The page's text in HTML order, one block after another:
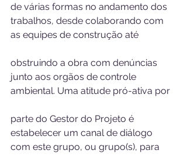
de várias formas no andamento dos
trabalhos, desde colaborando com
as equipes de construção até
obstruindo a obra com denúncias
junto aos orgãos de controle
ambiental. Uma atitude pró-ativa por
parte do Gestor do Projeto é
estabelecer um canal de diálogo
com este grupo, ou grupo(s), para